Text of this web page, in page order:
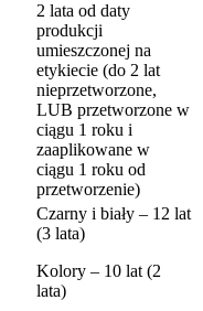
2 lata od daty
produkcji
umieszczonej na
etykiecie (do 2 lat
nieprzetworzone,
LUB przetworzone w
ciągu 1 roku i
zaaplikowane w
ciągu 1 roku od
przetworzenie)
Czarny i biały – 12 lat
(3 lata)
Kolory – 10 lat (2
lata)